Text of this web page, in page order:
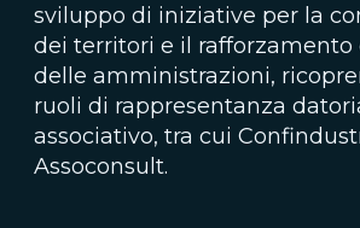
sviluppo di iniziative per la
dei territori e il rafforzamento
delle amministrazioni,
ruoli di rappresentanza
associativo, tra cui
Assoconsult.